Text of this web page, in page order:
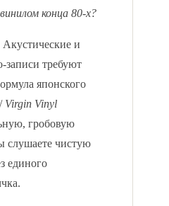
конца 80-х?
Акустические и
записи требуют
японского
Virgin Vinyl
гробовую
слушаете чистую
единого